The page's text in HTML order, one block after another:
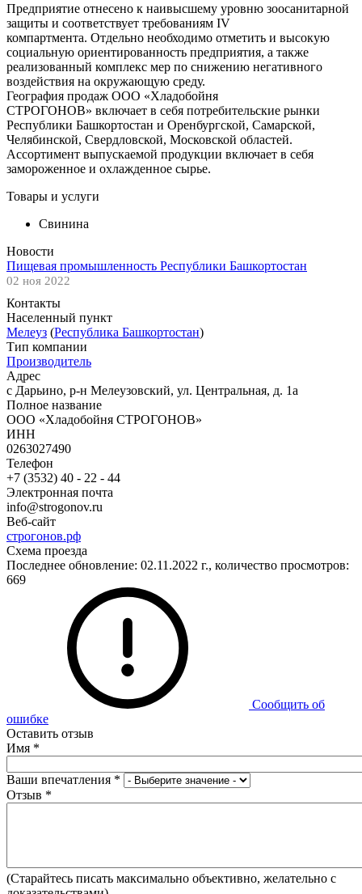
Предприятие отнесено к наивысшему уровню зоосанитарной
защиты и соответствует требованиям IV
компартмента. Отдельно необходимо отметить и высокую
социальную ориентированность предприятия, а также
реализованный комплекс мер по снижению негативного
воздействия на окружающую среду.
География продаж ООО «Хладобойня
СТРОГОНОВ» включает в себя потребительские рынки
Республики Башкортостан и Оренбургской, Самарской,
Челябинской, Свердловской, Московской областей.
Ассортимент выпускаемой продукции включает в себя
замороженное и охлажденное сырье.
Товары и услуги
Свинина
Новости
Пищевая промышленность Республики Башкортостан
02 ноя 2022
Контакты
Населенный пункт
Мелеуз (Республика Башкортостан)
Тип компании
Производитель
Адрес
с Дарьино, р-н Мелеузовский, ул. Центральная, д. 1а
Полное название
ООО «Хладобойня СТРОГОНОВ»
ИНН
0263027490
Телефон
+7 (3532) 40 - 22 - 44
Электронная почта
info@strogonov.ru
Веб-сайт
строгонов.рф
Схема проезда
Последнее обновление: 02.11.2022 г., количество просмотров:
669
Сообщить об
ошибке
Оставить отзыв
Имя *
Ваши впечатления *
Отзыв *
(Старайтесь писать максимально объективно, желательно с